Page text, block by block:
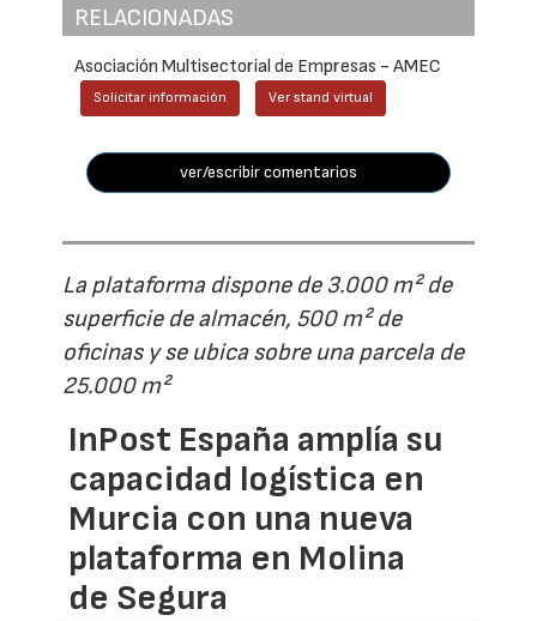
RELACIONADAS
Asociación Multisectorial de Empresas - AMEC
Solicitar información Ver stand virtual
ver/escribir comentarios
La plataforma dispone de 3.000 m² de
superficie de almacén, 500 m² de
oficinas y se ubica sobre una parcela de
25.000 m²
InPost España amplía su
capacidad logística en
Murcia con una nueva
plataforma en Molina
de Segura